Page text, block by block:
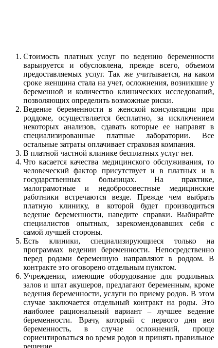
Стоимость платных услуг по ведению беременности
варьируется и обусловлена, прежде всего, объемом
предоставляемых услуг. Так же учитывается, на каком
сроке женщина стала на учет, осложнения, возникшие у
беременной и количество клинических исследований,
позволяющих определить возможные риски.
Ведение беременности в женской консультации при
роддоме, осуществляется бесплатно, за исключением
некоторых анализов, сдавать которые ее направят в
специализированные платные лаборатории. Все
остальные затраты оплачивает страховая компания.
В платной частной клинике бесплатных услуг нет.
Что касается качества медицинского обслуживания, то
человеческий фактор присутствует и в платных и в
государственных больницах. На практике,
малограмотные и недобросовестные медицинские
работники встречаются везде. Прежде чем выбрать
платную клинику, в которой будет производиться
ведение беременности, наведите справки. Выбирайте
специалистов опытных, зарекомендовавших себя с
самой лучшей стороны.
Есть клиники, специализирующиеся только на
программах ведении беременности. Непосредственно
перед родами беременную направляют в роддом. В
контракте это оговорено отдельным пунктом.
Учреждения, имеющие оборудование для родильных
залов и штат акушеров, предлагают беременным, кроме
ведения беременности, услуги по приему родов. В этом
случае заключается отдельный контракт на роды. Это
наиболее рациональный вариант – лучшее ведение
беременности. Врачу, который с первого дня вел
беременность, в случае осложнений, проще
сориентироваться во время родов и принять правильное
решение.